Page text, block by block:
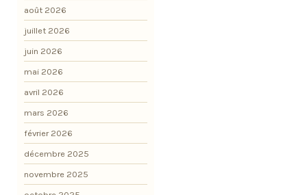
août 2026
juillet 2026
juin 2026
mai 2026
avril 2026
mars 2026
février 2026
décembre 2025
novembre 2025